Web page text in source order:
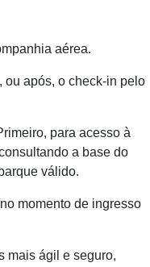
aérea.
ou após, o check-in pelo
para acesso à
a base do
válido.
momento de ingresso
mais ágil e seguro,